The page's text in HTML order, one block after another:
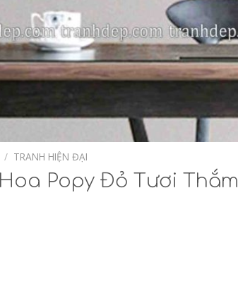
/ TRANH HIỆN ĐẠI
Popy Đỏ Tươi Thắm